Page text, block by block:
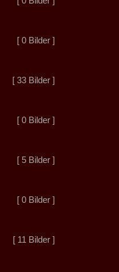
[ 0 Bilder ]
[ 33 Bilder ]
[ 0 Bilder ]
[ 5 Bilder ]
[ 0 Bilder ]
[ 11 Bilder ]